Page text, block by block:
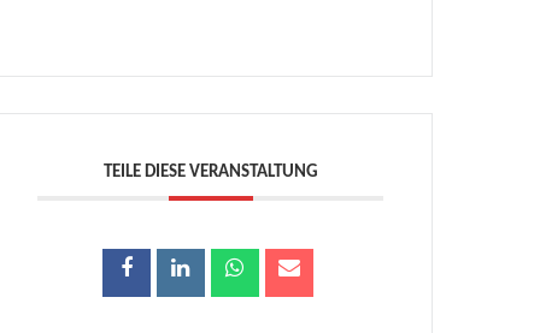
TEILE DIESE VERANSTALTUNG